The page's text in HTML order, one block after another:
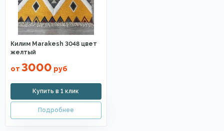
Килим Marakesh 3048 цвет
желтый
от 3000 руб